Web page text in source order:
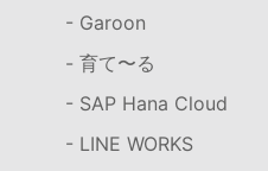
- Garoon
- 育て〜る
- SAP Hana Cloud
- LINE WORKS